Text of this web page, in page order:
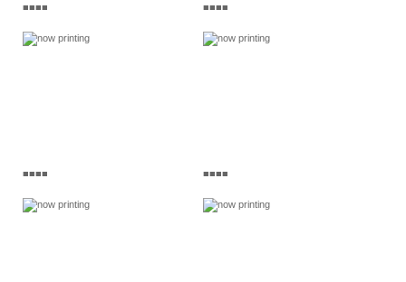
■■■■ ■■■■
■■■■ ■■■■